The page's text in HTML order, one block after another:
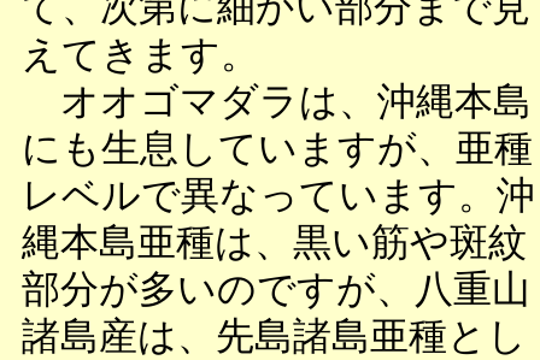
えてきます。
オオゴマダラは、沖縄本島
にも生息していますが、亜種
レベルで異なっています。沖
縄本島亜種は、黒い筋や斑紋
部分が多いのですが、八重山
諸島産は、先島諸島亜種とし